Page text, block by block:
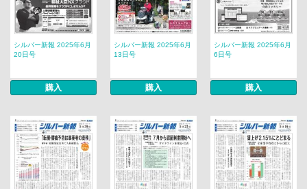
シルバー新報 2025年6月
20日号
購入
シルバー新報 2025年6月
13日号
購入
シルバー新報 2025年6月
6日号
購入